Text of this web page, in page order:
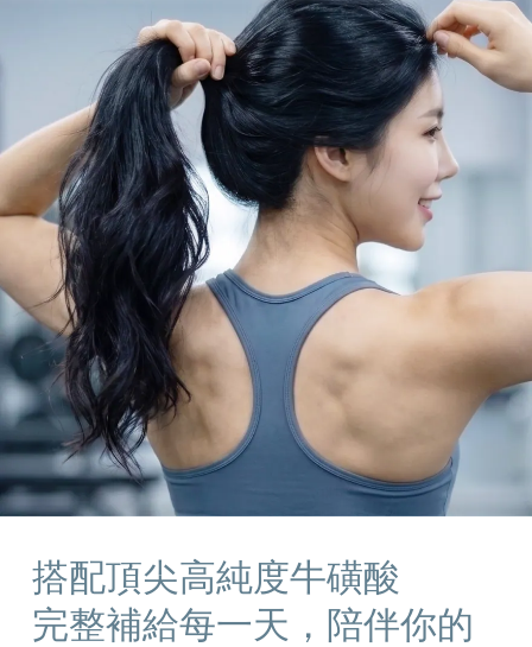
搭配頂尖高純度牛磺酸
完整補給每一天，陪伴你的